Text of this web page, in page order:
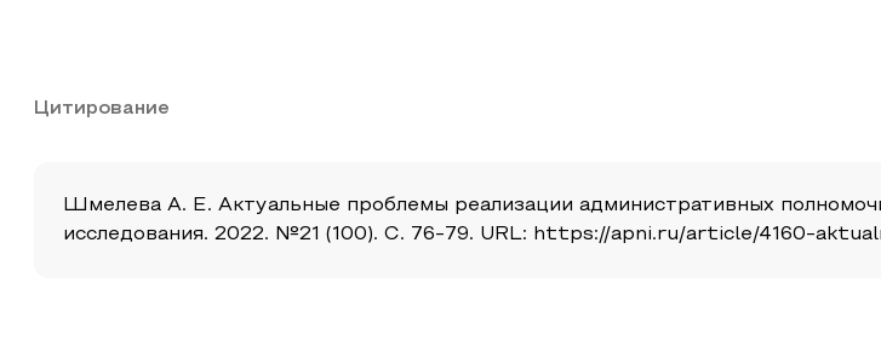
Цитирование
Шмелева А. Е. Актуальные проблемы реализации административных
исследования. 2022. №21 (100). С. 76-79. URL: https://apni.ru/article/4160-